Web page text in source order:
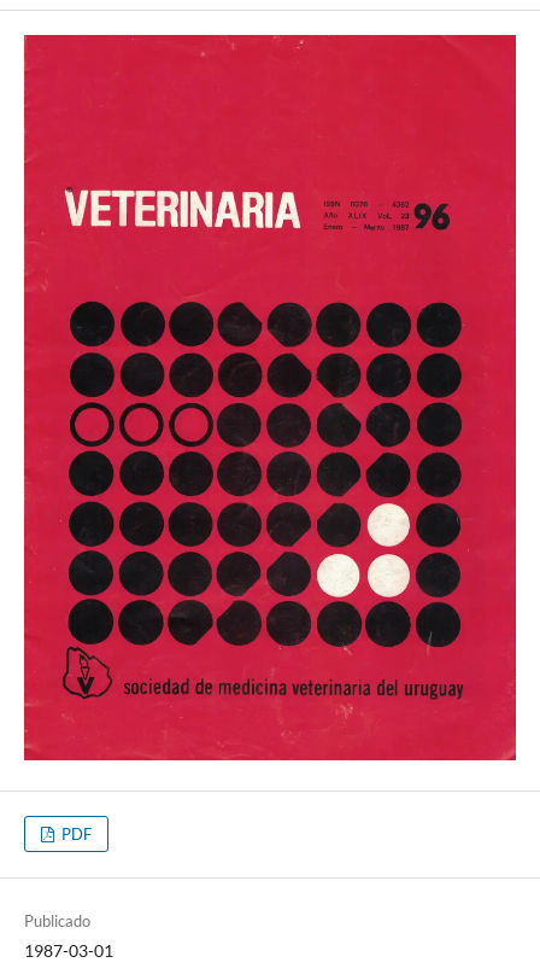
PDF
Publicado
1987-03-01